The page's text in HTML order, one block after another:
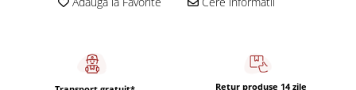
Retur produse 14 zile